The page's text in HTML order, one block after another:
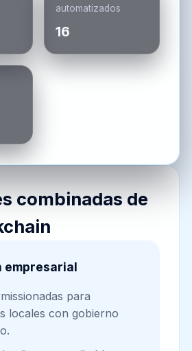
automatizados
16
combinadas de
empresarial
para
locales con gobierno